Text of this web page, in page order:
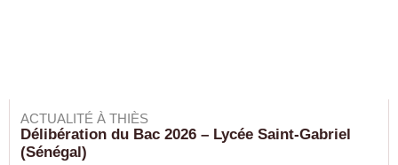
ACTUALITÉ À THIÈS
Délibération du Bac 2026 – Lycée Saint-Gabriel
(Sénégal)